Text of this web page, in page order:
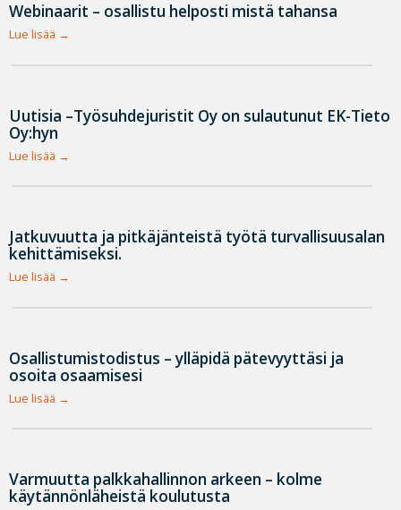
Webinaarit – osallistu helposti mistä tahansa
Lue lisää
Uutisia –Työsuhdejuristit Oy on sulautunut EK-Tieto
Oy:hyn
Lue lisää
Jatkuvuutta ja pitkäjänteistä työtä turvallisuusalan
kehittämiseksi.
Lue lisää
Osallistumistodistus – ylläpidä pätevyyttäsi ja
osoita osaamisesi
Lue lisää
Varmuutta palkkahallinnon arkeen – kolme
käytännönläheistä koulutusta